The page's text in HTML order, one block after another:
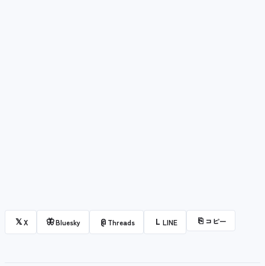
𝕏X 🦋Bluesky @ Threads L LINE ⎘ コピー